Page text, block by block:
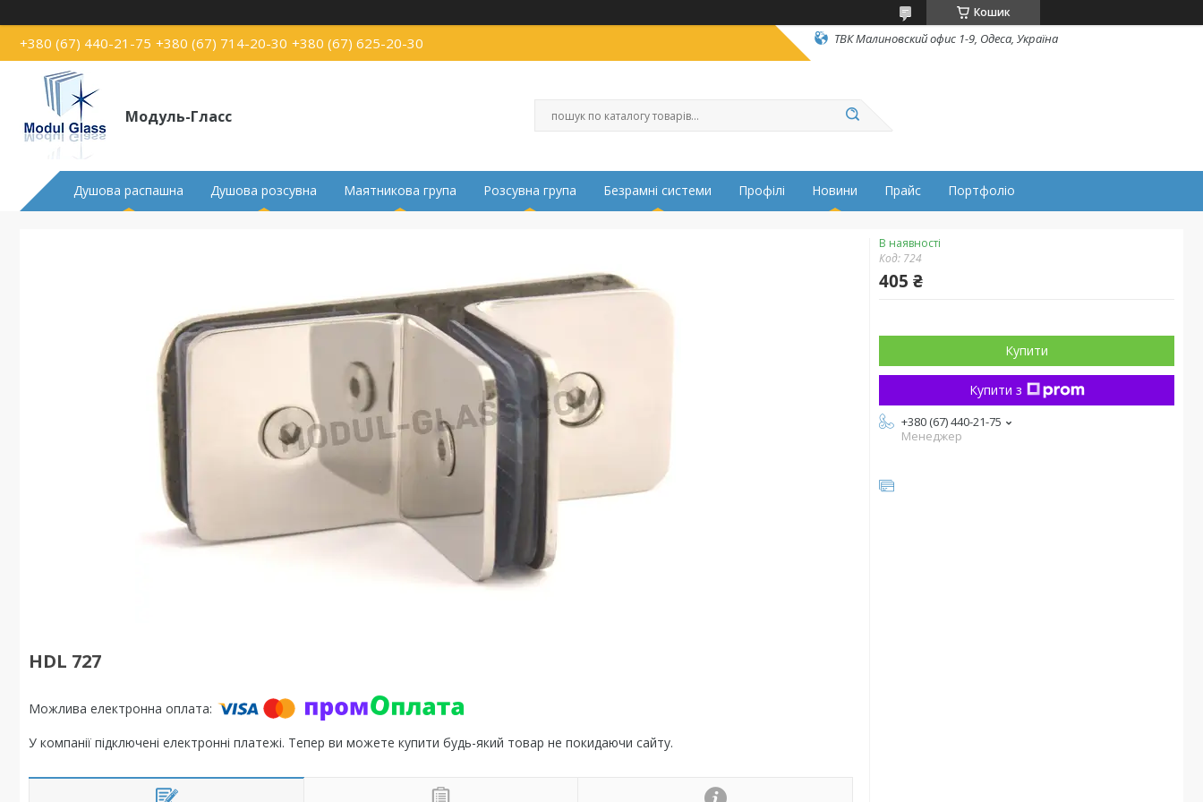
Кошик
+380 (67) 440-21-75 +380 (67) 714-20-30 +380 (67) 625-20-30 ТВК Малиновский офис 1-9, Одеса, Україна
Модуль-Гласс
Душова распашна Душова розсувна Маятникова група Розсувна група Безрамні системи Профілі Новини Прайс Портфоліо
HDL 727
У компанії підключені електронні платежі. Тепер ви можете купити будь-який товар не покидаючи сайту.
В наявності
Код: 724
405 ₴
Купити
Купити з
+380 (67) 440-21-75
Менеджер